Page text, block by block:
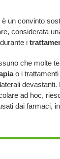
un convinto
considerata
i
che molte
o i trattamenti
devastanti.
ad hoc,
dai farmaci,